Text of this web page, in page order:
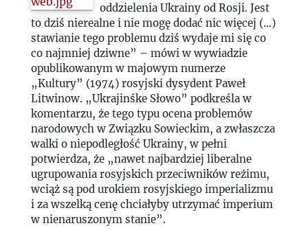
2020
2022
2023
2024
2025
oddzielenia Ukrainy od Rosji. Jest
to dziś nierealne i nie mogę dodać nic więcej (…)
stawianie tego problemu dziś wydaje mi się co
co najmniej dziwne” – mówi w wywiadzie
opublikowanym w majowym numerze
„Kultury” (1974) rosyjski dysydent Paweł
Litwinow. „Ukrajinśke Słowo” podkreśla w
komentarzu, że tego typu ocena problemów
narodowych w Związku Sowieckim, a zwłaszcza
walki o niepodległość Ukrainy, w pełni
potwierdza, że „nawet najbardziej liberalne
ugrupowania rosyjskich przeciwników reżimu,
wciąż są pod urokiem rosyjskiego imperializmu
i za wszelką cenę chciałyby utrzymać imperium
w nienaruszonym stanie”.